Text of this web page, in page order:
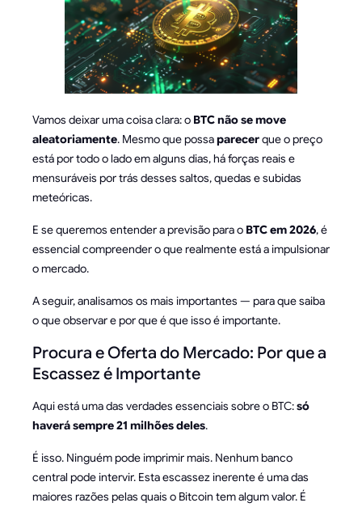
Vamos deixar uma coisa clara: o BTC não se move
aleatoriamente. Mesmo que possaparecerque o preço
está por todo o lado em alguns dias, há forças reais e
mensuráveis por trás desses saltos, quedas e subidas
meteóricas.
E se queremos entender a previsão para o BTC em 2026, é
essencial compreender o que realmente está a impulsionar
o mercado.
A seguir, analisamos os mais importantes — para que saiba
o que observar e por que é que isso é importante.
Procura e Oferta do Mercado: Por que a
Escassez é Importante
Aqui está uma das verdades essenciais sobre o BTC:só
haverá sempre 21 milhões deles.
É isso. Ninguém pode imprimir mais. Nenhum banco
central pode intervir. Esta escassez inerente é uma das
maiores razões pelas quais o Bitcoin tem algum valor. É